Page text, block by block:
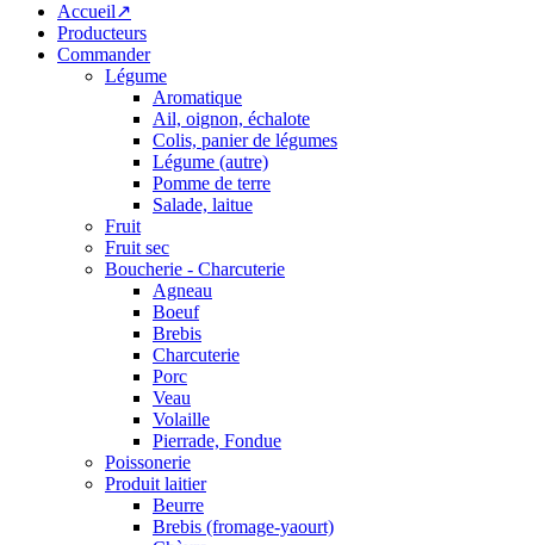
Accueil↗
Producteurs
Commander
Légume
Aromatique
Ail, oignon, échalote
Colis, panier de légumes
Légume (autre)
Pomme de terre
Salade, laitue
Fruit
Fruit sec
Boucherie - Charcuterie
Agneau
Boeuf
Brebis
Charcuterie
Porc
Veau
Volaille
Pierrade, Fondue
Poissonerie
Produit laitier
Beurre
Brebis (fromage-yaourt)